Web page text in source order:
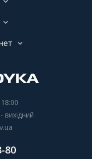
вихідний
80